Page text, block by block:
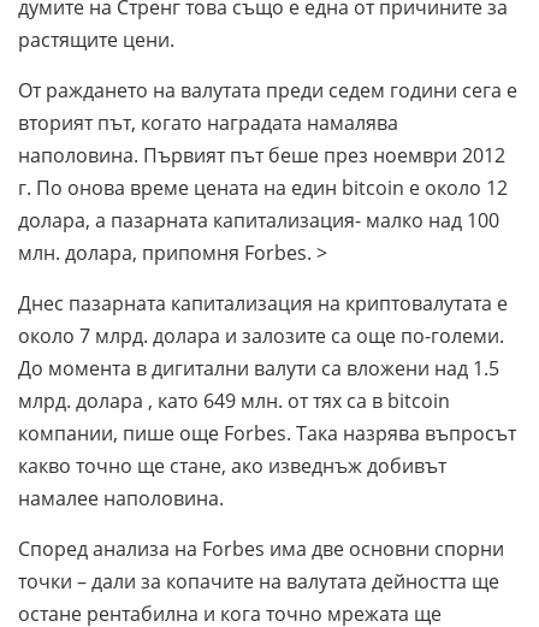
думите на Стренг това също е една от причините за
растящите цени.
От раждането на валутата преди седем години сега е
вторият път, когато наградата намалява
наполовина. Първият път беше през ноември 2012
г. По онова време цената на един bitcoin е около 12
долара, а пазарната капитализация- малко над 100
млн. долара, припомня Forbes. >
Днес пазарната капитализация на криптовалутата е
около 7 млрд. долара и залозите са още по-големи.
До момента в дигитални валути са вложени над 1.5
млрд. долара , като 649 млн. от тях са в bitcoin
компании, пише още Forbes. Така назрява въпросът
какво точно ще стане, ако изведнъж добивът
намалее наполовина.
Според анализа на Forbes има две основни спорни
точки – дали за копачите на валутата дейността ще
остане рентабилна и кога точно мрежата ще